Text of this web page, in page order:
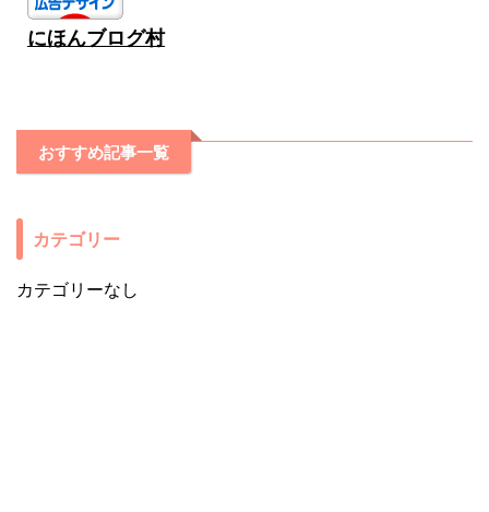
にほんブログ村
おすすめ記事一覧
カテゴリー
カテゴリーなし